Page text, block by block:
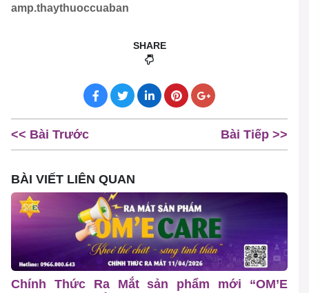
amp.thaythuoccuaban
SHARE
<< Bài Trước Bài Tiếp >>
BÀI VIẾT LIÊN QUAN
Chính Thức Ra Mắt sản phẩm mới “OM’E